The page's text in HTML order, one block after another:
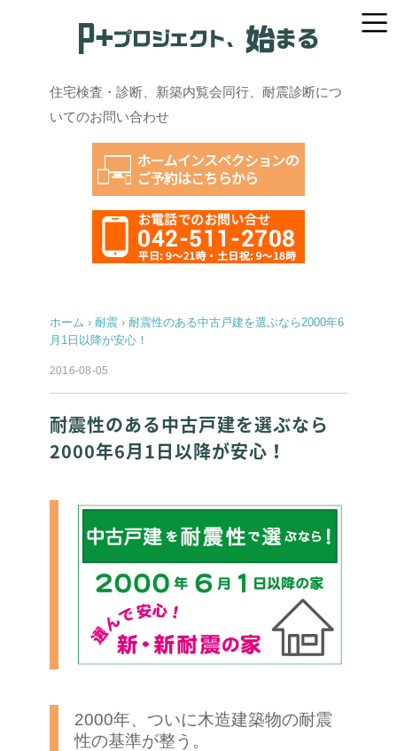
住宅検査・診断、新築内覧会同行、耐震診断につ
いてのお問い合わせ
ホーム › 耐震 › 耐震性のある中古戸建を選ぶなら2000年6
月1日以降が安心！
2016-08-05
耐震性のある中古戸建を選ぶなら
2000年6月1日以降が安心！
2000年、ついに木造建築物の耐震
性の基準が整う。